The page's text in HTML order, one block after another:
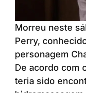
Morreu neste
Perry,
personagem
De acordo com
teria sido